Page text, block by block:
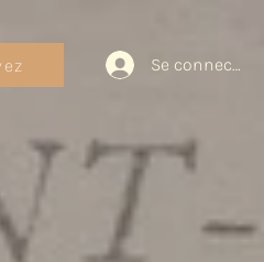
Se connecter